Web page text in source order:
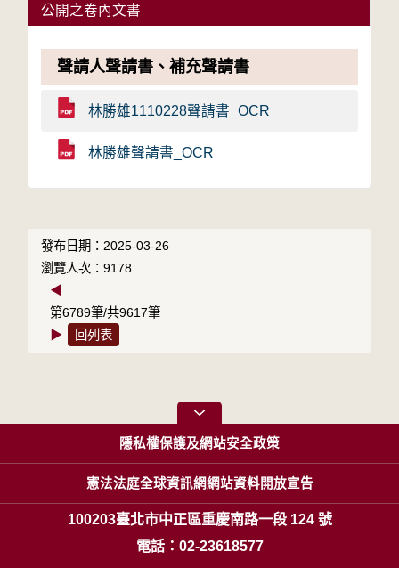
公開之卷內文書
聲請人聲請書、補充聲請書
林勝雄1110228聲請書_OCR
林勝雄聲請書_OCR
發布日期：2025-03-26
瀏覽人次：9178
◀
第6789筆/共9617筆
▶
回列表
隱私權保護及網站安全政策
憲法法庭全球資訊網網站資料開放宣告
100203臺北市中正區重慶南路一段 124 號
電話：02-23618577